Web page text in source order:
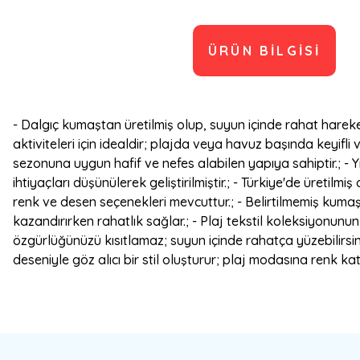
ÜRÜN BILGISI
- Dalgıç kumaştan üretilmiş olup, suyun içinde rahat
aktiviteleri için idealdir; plajda veya havuz başında keyifli
sezonuna uygun hafif ve nefes alabilen yapıya sahiptir.; -
ihtiyaçları düşünülerek geliştirilmiştir.; - Türkiye'de
renk ve desen seçenekleri mevcuttur.; - Belirtilmemiş
kazandırırken rahatlık sağlar.; - Plaj tekstil
özgürlüğünüzü kısıtlamaz; suyun içinde rahatça
deseniyle göz alıcı bir stil oluşturur; plaj modasına renk